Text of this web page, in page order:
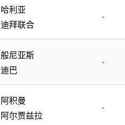
哈利亚
-
迪拜联合
般尼亚斯
-
迪巴
阿积曼
-
阿尔贾兹拉